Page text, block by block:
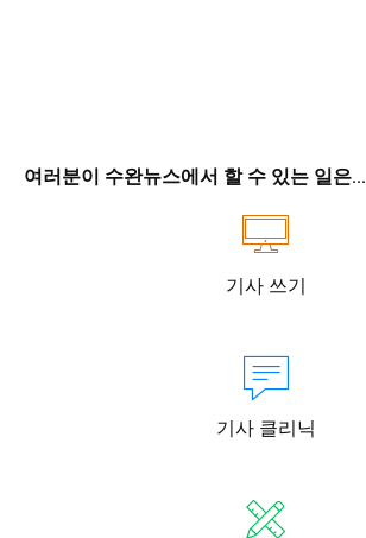
여러분이 수완뉴스에서 할 수 있는 일은...
기사 쓰기
기사 클리닉